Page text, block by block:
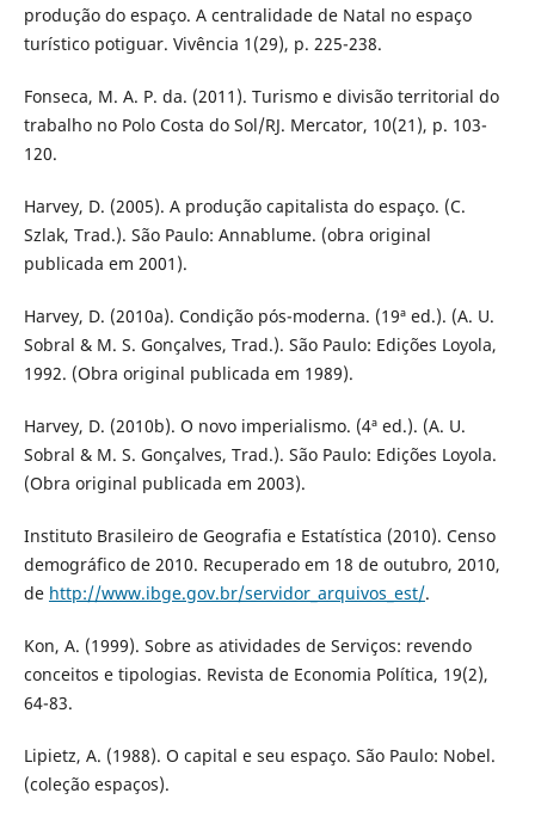
produção do espaço. A centralidade de Natal no espaço
turístico potiguar. Vivência 1(29), p. 225-238.
Fonseca, M. A. P. da. (2011). Turismo e divisão territorial do
trabalho no Polo Costa do Sol/RJ. Mercator, 10(21), p. 103-
120.
Harvey, D. (2005). A produção capitalista do espaço. (C.
Szlak, Trad.). São Paulo: Annablume. (obra original
publicada em 2001).
Harvey, D. (2010a). Condição pós-moderna. (19ª ed.). (A. U.
Sobral & M. S. Gonçalves, Trad.). São Paulo: Edições Loyola,
1992. (Obra original publicada em 1989).
Harvey, D. (2010b). O novo imperialismo. (4ª ed.). (A. U.
Sobral & M. S. Gonçalves, Trad.). São Paulo: Edições Loyola.
(Obra original publicada em 2003).
Instituto Brasileiro de Geografia e Estatística (2010). Censo
demográfico de 2010. Recuperado em 18 de outubro, 2010,
de http://www.ibge.gov.br/servidor_arquivos_est/.
Kon, A. (1999). Sobre as atividades de Serviços: revendo
conceitos e tipologias. Revista de Economia Política, 19(2),
64-83.
Lipietz, A. (1988). O capital e seu espaço. São Paulo: Nobel.
(coleção espaços).